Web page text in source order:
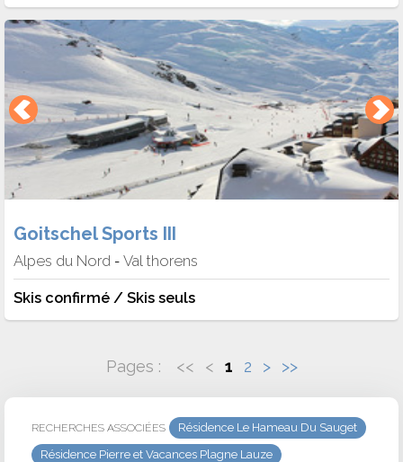
Goitschel Sports III
Alpes du Nord - Val thorens
Skis confirmé / Skis seuls
Pages : << < 1 2 > >>
RECHERCHES ASSOCIÉES
Résidence Le Hameau Du Sauget
Résidence Pierre et Vacances Plagne Lauze